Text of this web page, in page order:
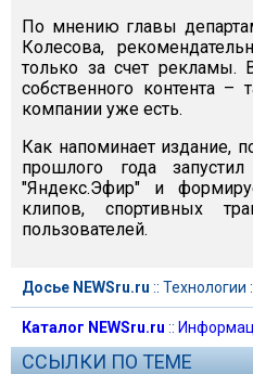
По мнению главы
Колесова,
только за счет рекламы.
собственного контента
компании уже есть.
Как напоминает издание,
прошлого года
"Яндекс.Эфир" и
клипов, спортивных
пользователей.
Досье NEWSru.ru :: Технологии
Каталог NEWSru.ru ::
ССЫЛКИ ПО ТЕМЕ